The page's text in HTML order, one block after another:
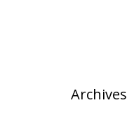
Archives